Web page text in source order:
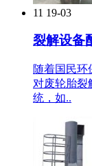
11 19-03
裂解设备
随着国民环
对废轮胎裂
统，如..